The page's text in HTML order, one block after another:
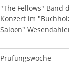
"The Fellows" Band
Konzert im
Saloon"
Prüfungswoche